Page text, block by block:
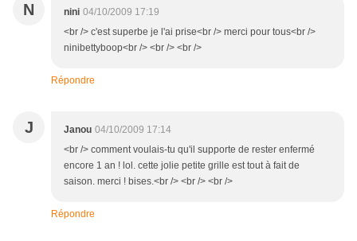
N nini 04/10/2009 17:19
<br /> c'est superbe je l'ai prise<br /> merci pour tous<br />
ninibettyboop<br /> <br /> <br />
Répondre
J Janou 04/10/2009 17:14
<br /> comment voulais-tu qu'il supporte de rester enfermé
encore 1 an ! lol. cette jolie petite grille est tout à fait de
saison. merci ! bises.<br /> <br /> <br />
Répondre